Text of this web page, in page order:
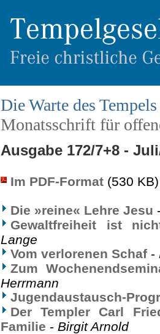
Die Warte des Tempels
Monatsschrift für
Ausgabe 172/7+8 -
Im PDF-Format (530 KB)
Die »reine« Lehre Jesu
Gewaltfreiheit ist
Lange
Vom verlorenen Schaf -
Zum
Herrmann
Jugendaustausch-
Der Templer Carl
Familie - Birgit Arnold